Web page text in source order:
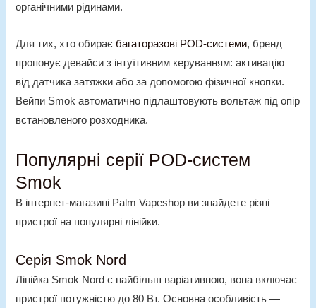
органічними рідинами.
Для тих, хто обирає багаторазові POD-системи, бренд
пропонує девайси з інтуїтивним керуванням: активацію
від датчика затяжки або за допомогою фізичної кнопки.
Вейпи Smok автоматично підлаштовують вольтаж під опір
встановленого розходника.
Популярні серії POD-систем
Smok
В інтернет-магазині Palm Vapeshop ви знайдете різні
пристрої на популярні лінійки.
Серія Smok Nord
Лінійка Smok Nord є найбільш варіативною, вона включає
пристрої потужністю до 80 Вт. Основна особливість —